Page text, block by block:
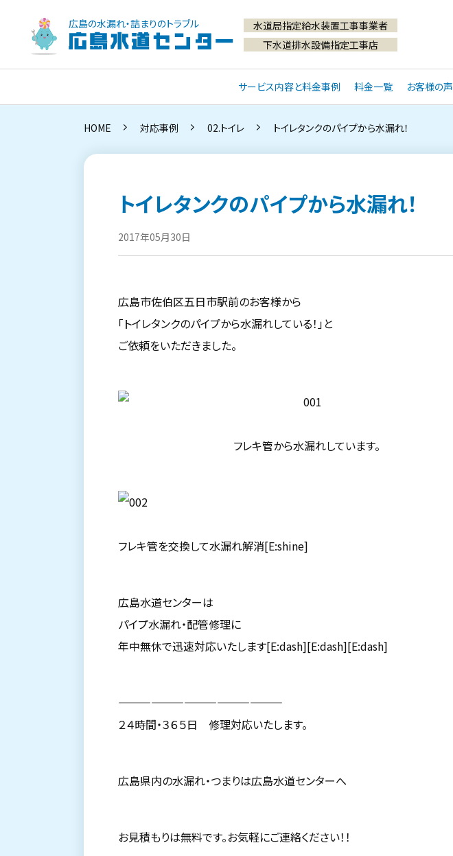
広島の水漏れ・詰まりのトラブル
広島水道センター
サービス内容と料金事例 料金一覧 お客様の声
水道局指定給水装置工事事業者
下水道排水設備指定工事店
HOME 対応事例 02.トイレ トイレタンクのパイプから水漏れ！
トイレタンクのパイプから水漏れ！
2017年05月30日
広島市佐伯区五日市駅前のお客様から
「トイレタンクのパイプから水漏れしている！」と
ご依頼をいただきました。
フレキ管から水漏れしています。
フレキ管を交換して水漏れ解消[E:shine]
広島水道センターは
パイプ水漏れ・配管修理に
年中無休で迅速対応いたします[E:dash][E:dash][E:dash]
———————————————
２４時間・３６５日 修理対応いたします。
広島県内の水漏れ・つまりは広島水道センターへ
お見積もりは無料です。お気軽にご連絡ください！！